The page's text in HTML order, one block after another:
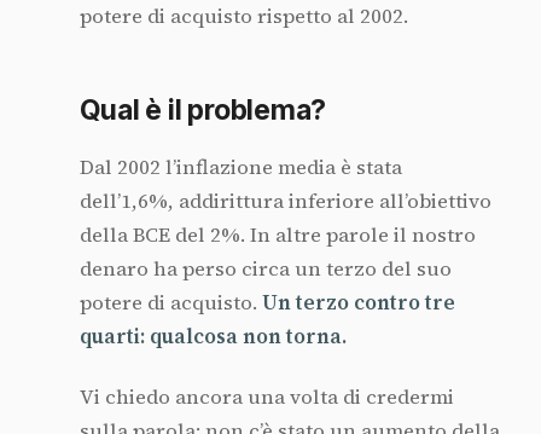
potere di acquisto rispetto al 2002.
Qual è il problema?
Dal 2002 l’inflazione media è stata
dell’1,6%, addirittura inferiore all’obiettivo
della BCE del 2%. In altre parole il nostro
denaro ha perso circa un terzo del suo
potere di acquisto. Un terzo contro tre
quarti: qualcosa non torna.
Vi chiedo ancora una volta di credermi